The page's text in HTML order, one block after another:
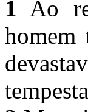
1 Ao
homem